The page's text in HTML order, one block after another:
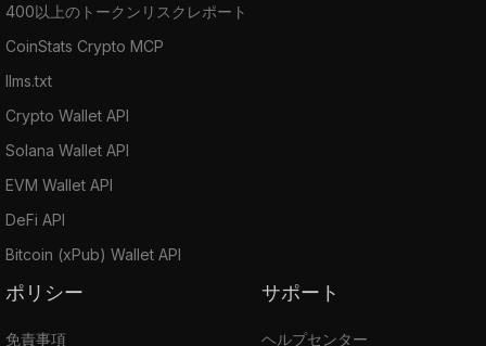
400以上のトークンリスクレポート
CoinStats Crypto MCP
llms.txt
Crypto Wallet API
Solana Wallet API
EVM Wallet API
DeFi API
Bitcoin (xPub) Wallet API
ポリシー
免責事項
サポート
ヘルプセンター